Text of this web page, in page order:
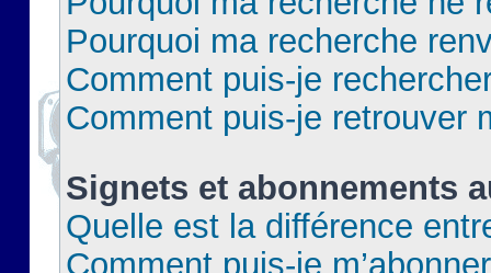
Pourquoi ma recherche
Comment puis-je
Comment puis-je retrouver
Signets et abonnements
Quelle est la différence
Comment puis-je